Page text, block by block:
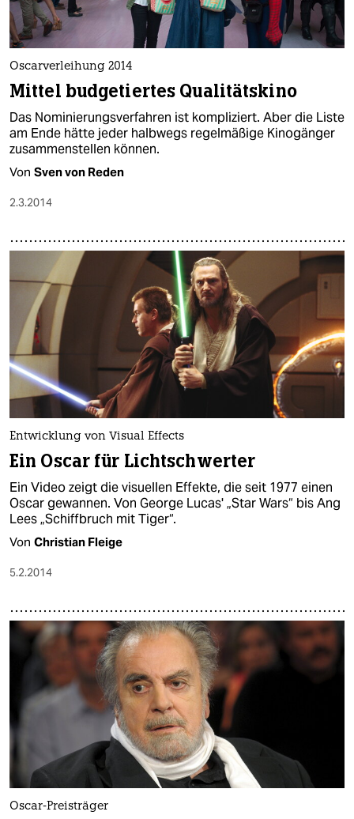
Oscarverleihung 2014
Mittel budgetiertes Qualitätskino
Das Nominierungsverfahren ist kompliziert. Aber die Liste
am Ende hätte jeder halbwegs regelmäßige Kinogänger
zusammenstellen können.
Von Sven von Reden
2.3.2014
Entwicklung von Visual Effects
Ein Oscar für Lichtschwerter
Ein Video zeigt die visuellen Effekte, die seit 1977 einen
Oscar gewannen. Von George Lucas' „Star Wars“ bis Ang
Lees „Schiffbruch mit Tiger“.
Von Christian Fleige
5.2.2014
Oscar-Preisträger